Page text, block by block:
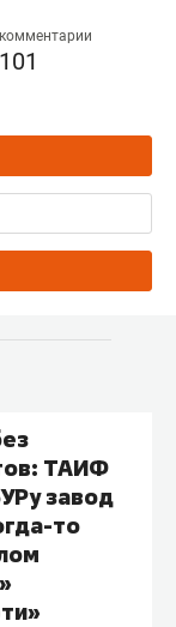
комментарии
101
ТАИФ
завод
то